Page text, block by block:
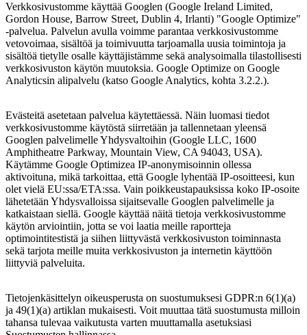
Verkkosivustomme käyttää Googlen (Google Ireland Limited,
Gordon House, Barrow Street, Dublin 4, Irlanti) "Google Optimize"
-palvelua. Palvelun avulla voimme parantaa verkkosivustomme
vetovoimaa, sisältöä ja toimivuutta tarjoamalla uusia toimintoja ja
sisältöä tietylle osalle käyttäjistämme sekä analysoimalla tilastollisesti
verkkosivuston käytön muutoksia. Google Optimize on Google
Analyticsin alipalvelu (katso Google Analytics, kohta 3.2.2.).
Evästeitä asetetaan palvelua käytettäessä. Näin luomasi tiedot
verkkosivustomme käytöstä siirretään ja tallennetaan yleensä
Googlen palvelimelle Yhdysvaltoihin (Google LLC, 1600
Amphitheatre Parkway, Mountain View, CA 94043, USA).
Käytämme Google Optimizea IP-anonymisoinnin ollessa
aktivoituna, mikä tarkoittaa, että Google lyhentää IP-osoitteesi, kun
olet vielä EU:ssa/ETA:ssa. Vain poikkeustapauksissa koko IP-osoite
lähetetään Yhdysvalloissa sijaitsevalle Googlen palvelimelle ja
katkaistaan ​​siellä. Google käyttää näitä tietoja verkkosivustomme
käytön arviointiin, jotta se voi laatia meille raportteja
optimointitestistä ja siihen liittyvästä verkkosivuston toiminnasta
sekä tarjota meille muita verkkosivuston ja internetin käyttöön
liittyviä palveluita.
Tietojenkäsittelyn oikeusperusta on suostumuksesi GDPR:n 6(1)(a)
ja 49(1)(a) artiklan mukaisesti. Voit muuttaa tätä suostumusta milloin
tahansa tulevaa vaikutusta varten muuttamalla asetuksiasi